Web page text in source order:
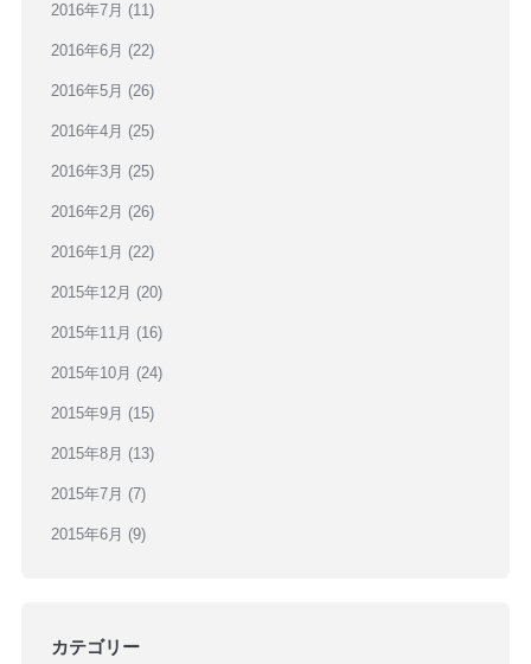
2016年7月 (11)
2016年6月 (22)
2016年5月 (26)
2016年4月 (25)
2016年3月 (25)
2016年2月 (26)
2016年1月 (22)
2015年12月 (20)
2015年11月 (16)
2015年10月 (24)
2015年9月 (15)
2015年8月 (13)
2015年7月 (7)
2015年6月 (9)
カテゴリー